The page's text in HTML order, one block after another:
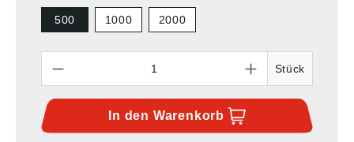
500 1000 2000
Stück
In den Warenkorb